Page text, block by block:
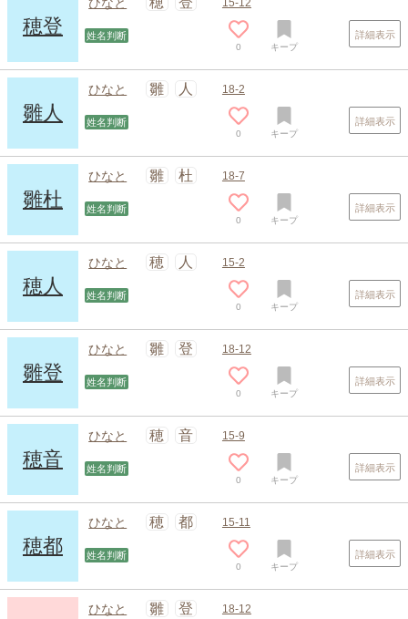
穂登 姓名判断
0 キープ
詳細表示
雛人
ひなと 雛 人 18-2
姓名判断
0 キープ
詳細表示
雛杜
ひなと 雛 杜 18-7
姓名判断
0 キープ
詳細表示
穂人
ひなと 穂 人 15-2
姓名判断
0 キープ
詳細表示
雛登
ひなと 雛 登 18-12
姓名判断
0 キープ
詳細表示
穂音
ひなと 穂 音 15-9
姓名判断
0 キープ
詳細表示
穂都
ひなと 穂 都 15-11
姓名判断
0 キープ
詳細表示
ひなと 雛 登 18-12